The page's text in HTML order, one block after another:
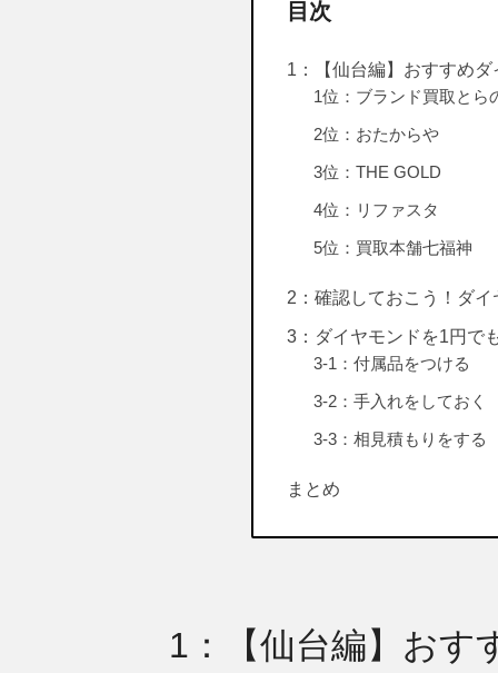
目次
1：【仙台編】おすすめ
1位：ブランド買取とら
2位：おたからや
3位：THE GOLD
4位：リファスタ
5位：買取本舗七福神
2：確認しておこう！ダ
3：ダイヤモンドを1円で
3-1：付属品をつける
3-2：手入れをしておく
3-3：相見積もりをする
まとめ
1：【仙台編】おす